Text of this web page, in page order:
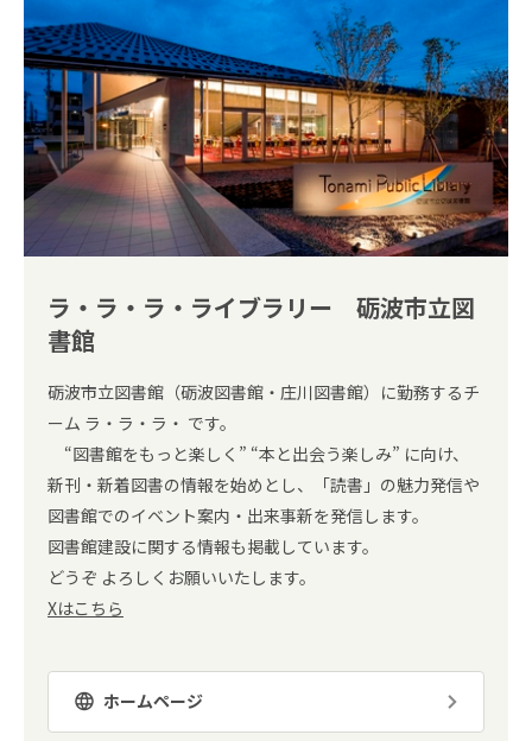
ラ・ラ・ラ・ライブラリー 砺波市立図
書館
砺波市立図書館（砺波図書館・庄川図書館）に勤務するチ
ーム ラ・ラ・ラ・ です。
“図書館をもっと楽しく” “本と出会う楽しみ” に向け、
新刊・新着図書の情報を始めとし、「読書」の魅力発信や
図書館でのイベント案内・出来事新を発信します。
図書館建設に関する情報も掲載しています。
どうぞ よろしくお願いいたします。
Xはこちら
ホームページ